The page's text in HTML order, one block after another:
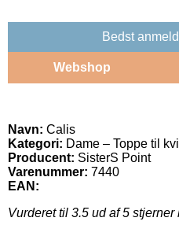
Bedst
Webshop
Navn: Calis
Kategori: Dame – Toppe til
Producent: SisterS Point
Varenummer: 7440
EAN:
Vurderet til 3.5 ud af 5 stjerner